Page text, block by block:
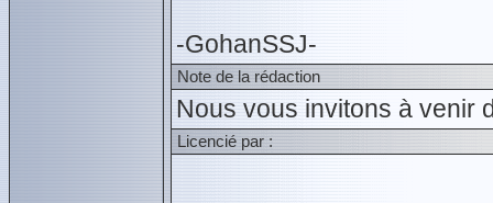
-GohanSSJ-
Note de la rédaction
Nous vous invitons à venir
Licencié par :